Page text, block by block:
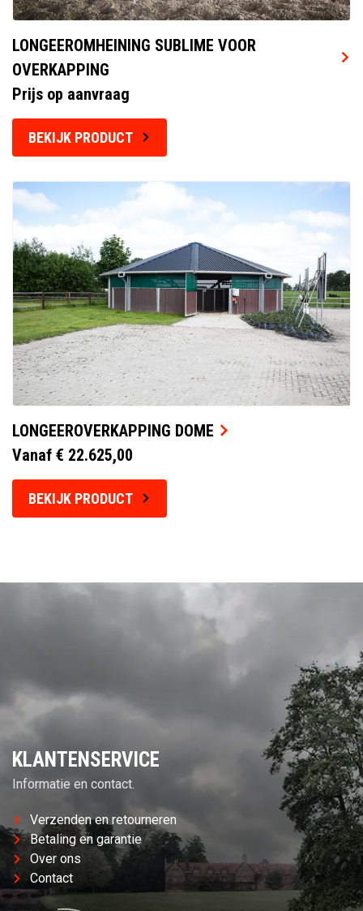
LONGEEROMHEINING SUBLIME VOOR
OVERKAPPING
Prijs op aanvraag
BEKIJK PRODUCT
LONGEEROVERKAPPING DOME
Vanaf € 22.625,00
BEKIJK PRODUCT
KLANTENSERVICE
Informatie en contact.
Verzenden en retourneren
Betaling en garantie
Over ons
Contact